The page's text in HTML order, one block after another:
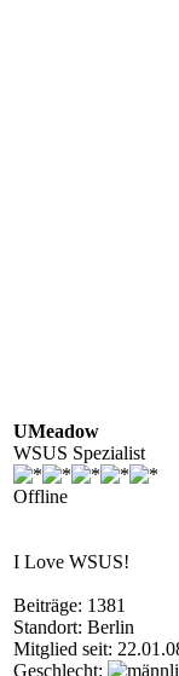
UMeadow
WSUS Spezialist
Offline
I Love WSUS!
Beiträge: 1381
Standort: Berlin
Mitglied seit:
Geschlecht: